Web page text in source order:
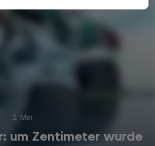
1 Min
um Zentimeter wurde